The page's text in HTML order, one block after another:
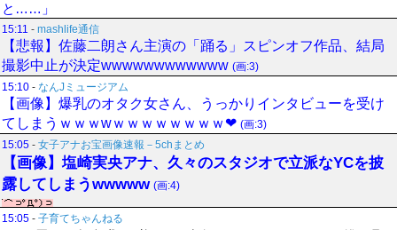
と……」
15:11 - mashlife通信
【悲報】佐藤二朗さん主演の「踊る」スピンオフ作品、結局
撮影中止が決定wwwwwwwwwwww (画:3)
15:10 - なんJミュージアム
【画像】爆乳のオタク女さん、うっかりインタビューを受け
てしまうｗｗｗwｗｗｗｗｗｗｗｗ❤ (画:3)
15:05 - 女子アナお宝画像速報－5chまとめ
【画像】塩崎実央アナ、久々のスタジオで立派なYCを披
露してしまうwwwww (画:4)
15:05 - 子育てちゃんねる